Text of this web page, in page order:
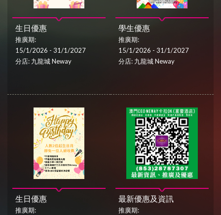
生日優惠
推廣期:
15/1/2026 - 31/1/2027
分店: 九龍城 Neway
學生優惠
推廣期:
15/1/2026 - 31/1/2027
分店: 九龍城 Neway
生日優惠
推廣期:
最新優惠及資訊
推廣期: